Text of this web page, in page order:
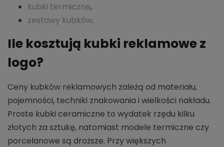
kubki termiczne,
zestawy kubków.
Ile kosztują kubki reklamowe z
logo?
Ceny kubków reklamowych zależą od materiału,
pojemności, techniki znakowania i wielkości nakładu.
Proste kubki ceramiczne to wydatek rzędu kilku
złotych za sztukę, natomiast modele termiczne czy
porcelanowe są droższe. Przy większych